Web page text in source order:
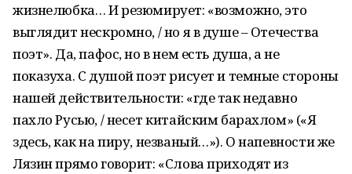
жизнелюбка… И резюмирует: «возможно, это
выглядит нескромно, / но я в душе – Отечества
поэт». Да, пафос, но в нем есть душа, а не
показуха. С душой поэт рисует и темные стороны
нашей действительности: «где так недавно
пахло Русью, / несет китайским барахлом» («Я
здесь, как на пиру, незваный…»). О напевности же
Лязин прямо говорит: «Слова приходят из